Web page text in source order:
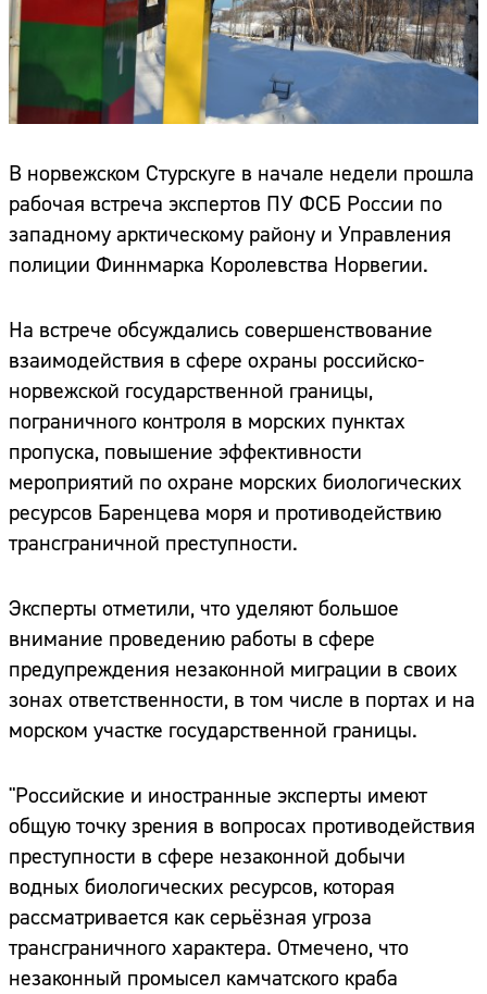
В норвежском Стурскуге в начале недели прошла
рабочая встреча экспертов ПУ ФСБ России по
западному арктическому району и Управления
полиции Финнмарка Королевства Норвегии.
На встрече обсуждались совершенствование
взаимодействия в сфере охраны российско-
норвежской государственной границы,
пограничного контроля в морских пунктах
пропуска, повышение эффективности
мероприятий по охране морских биологических
ресурсов Баренцева моря и противодействию
трансграничной преступности.
Эксперты отметили, что уделяют большое
внимание проведению работы в сфере
предупреждения незаконной миграции в своих
зонах ответственности, в том числе в портах и на
морском участке государственной границы.
"Российские и иностранные эксперты имеют
общую точку зрения в вопросах противодействия
преступности в сфере незаконной добычи
водных биологических ресурсов, которая
рассматривается как серьёзная угроза
трансграничного характера. Отмечено, что
незаконный промысел камчатского краба